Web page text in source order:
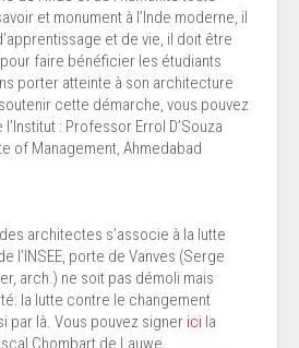
et monument à l’Inde moderne, il
et de vie, il doit être
faire bénéficier les étudiants
porter atteinte à son architecture
cette démarche, vous pouvez
: Professor Errol D’Souza
of Management, Ahmedabad
architectes s’associe à la lutte
l’INSEE, porte de Vanves (Serge
arch.) ne soit pas démoli mais
la lutte contre le changement
par là. Vous pouvez signer ici la
Chombart de Lauwe.